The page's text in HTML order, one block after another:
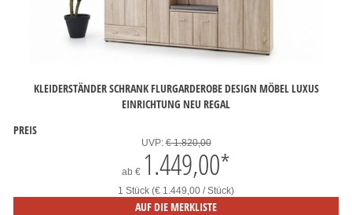
KLEIDERSTÄNDER SCHRANK FLURGARDEROBE DESIGN MÖBEL LUXUS
EINRICHTUNG NEU REGAL
PREIS
UVP:€ 1.820,00
ab € 1.449,00*
1 Stück (€ 1.449,00 / Stück)
AUF DIE MERKLISTE